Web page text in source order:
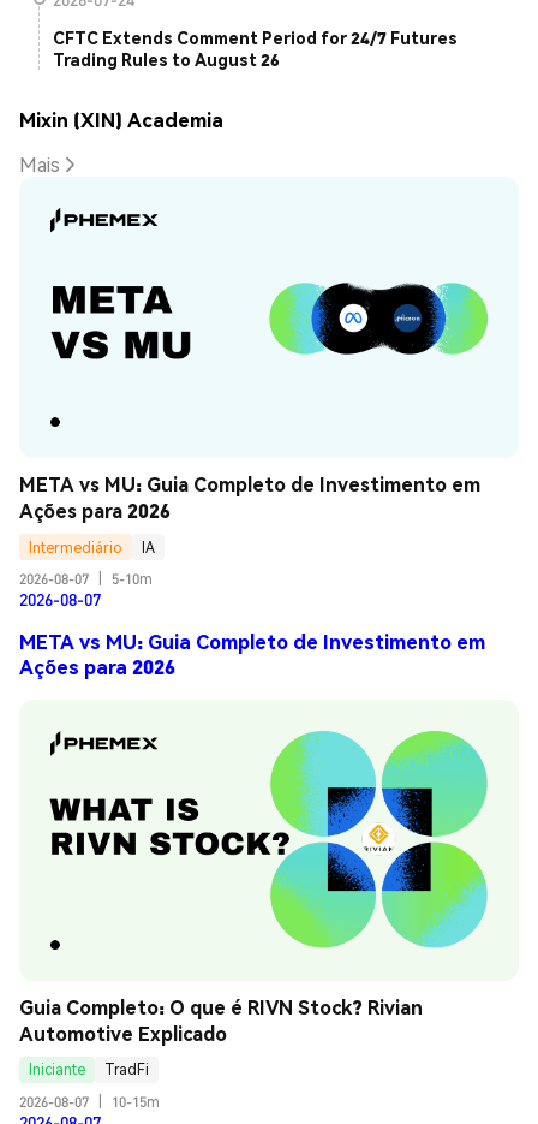
CFTC Extends Comment Period for 24/7 Futures
Trading Rules to August 26
Mixin (XIN) Academia
Mais
META vs MU: Guia Completo de Investimento em
Ações para 2026
Intermediário
IA
2026-08-07
5-10m
2026-08-07
META vs MU: Guia Completo de Investimento em
Ações para 2026
Guia Completo: O que é RIVN Stock? Rivian
Automotive Explicado
Iniciante
TradFi
2026-08-07
10-15m